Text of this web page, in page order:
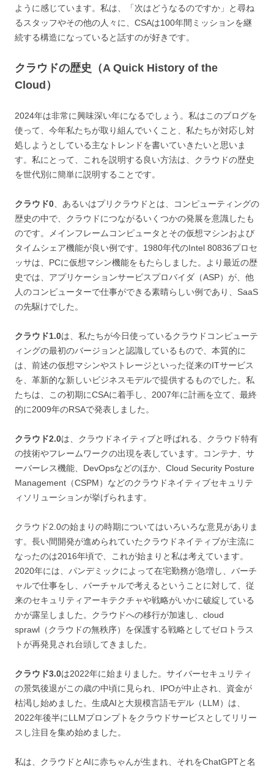
ように感じています。私は、「次はどうなるのですか」と尋ね
るスタッフやその他の人々に、CSAは100年間ミッションを継
続する構造になっていると話すのが好きです。
クラウドの歴史（A Quick History of the
Cloud）
2024年は非常に興味深い年になるでしょう。私はこのブログを
使って、今年私たちが取り組んでいくこと、私たちが対応し対
処しようとしている主なトレンドを書いていきたいと思いま
す。私にとって、これを説明する良い方法は、クラウドの歴史
を世代別に簡単に説明することです。
クラウド0 、あるいはプリクラウドとは、コンピューティングの
歴史の中で、クラウドにつながるいくつかの発展を意識したも
のです。メインフレームコンピュータとその仮想マシンおよび
タイムシェア機能が良い例です。1980年代のIntel 80836プロセ
ッサは、PCに仮想マシン機能をもたらしました。より最近の歴
史では、アプリケーションサービスプロバイダ（ASP）が、他
人のコンピューターで仕事ができる素晴らしい例であり、SaaS
の先駆けでした。
クラウド1.0は、私たちが今日使っているクラウドコンピューテ
ィングの最初のバージョンと認識しているもので、本質的に
は、前述の仮想マシンやストレージといった従来のITサービス
を、革新的な新しいビジネスモデルで提供するものでした。私
たちは、この初期にCSAに着手し、2007年に計画を立て、最終
的に2009年のRSAで発表しました。
クラウド2.0は、クラウドネイティブと呼ばれる、クラウド特有
の技術やフレームワークの出現を表しています。コンテナ、サ
ーバーレス機能、DevOpsなどのほか、Cloud Security Posture
Management（CSPM）などのクラウドネイティブセキュリテ
ィソリューションが挙げられます。
クラウド2.0の始まりの時期についてはいろいろな意見がありま
す。長い間開発が進められていたクラウドネイティブが主流に
なったのは2016年頃で、これが始まりと私は考えています。
2020年には、パンデミックによって在宅勤務が急増し、バーチ
ャルで仕事をし、バーチャルで考えるということに対して、従
来のセキュリティアーキテクチャや戦略がいかに破綻している
かが露呈しました。クラウドへの移行が加速し、cloud
sprawl（クラウドの無秩序）を保護する戦略としてゼロトラス
トが再発見され台頭してきました。
クラウド3.0は2022年に始まりました。サイバーセキュリティ
の景気後退がこの歳の中頃に見られ、IPOが中止され、資金が
枯渇し始めました。生成AIと大規模言語モデル（LLM）は、
2022年後半にLLMプロンプトをクラウドサービスとしてリリー
スし注目を集め始めました。
私は、クラウドとAIに赤ちゃんが生まれ、それをChatGPTと名